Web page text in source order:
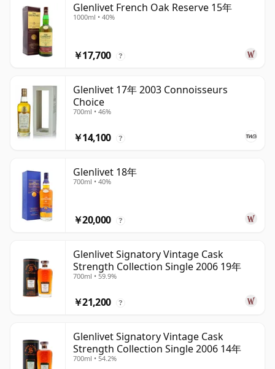
Glenlivet French Oak Reserve 15年
1000ml • 40%
￥17,700 ?
Glenlivet 17年 2003 Connoisseurs
Choice
700ml • 46%
￥14,100 ?
Glenlivet 18年
700ml • 40%
￥20,000 ?
Glenlivet Signatory Vintage Cask
Strength Collection Single 2006 19年
700ml • 59.9%
￥21,200 ?
Glenlivet Signatory Vintage Cask
Strength Collection Single 2006 14年
700ml • 54.2%